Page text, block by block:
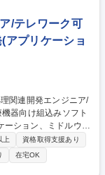
行開始。→【乗務】
間たちとプライベー
業点検と清掃。運行
/テレワーク可
アプリケーショ
ーション、ミドルウェ
設計・実装・テスト
度のチームでの受託
上
資格取得支援あり
在宅OK